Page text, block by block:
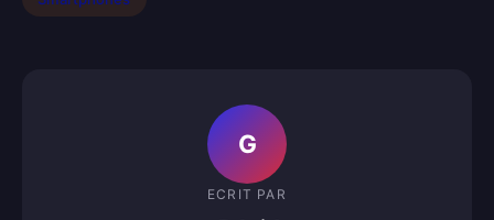
G
ECRIT PAR